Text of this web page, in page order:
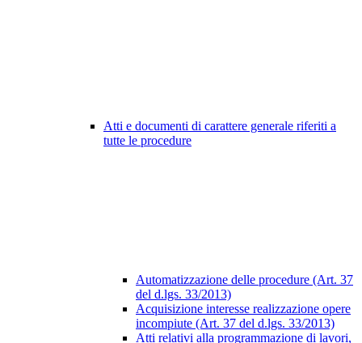
Atti e documenti di carattere generale riferiti a
tutte le procedure
Automatizzazione delle procedure (Art. 37
del d.lgs. 33/2013)
Acquisizione interesse realizzazione opere
incompiute (Art. 37 del d.lgs. 33/2013)
Atti relativi alla programmazione di lavori,